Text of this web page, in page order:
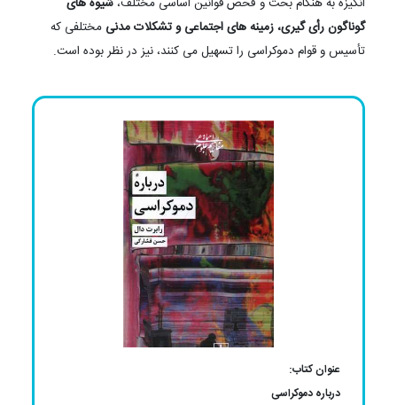
گوناگون رأی گیری، زمینه های اجتماعی و تشکلات مدنی مختلفی که
تأسیس و قوام دموکراسی را تسهیل می کنند، نیز در نظر بوده است.
عنوان کتاب:
درباره دموکراسی